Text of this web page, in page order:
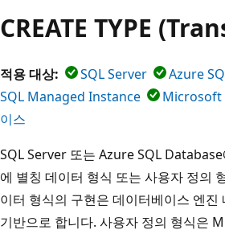
CREATE TYPE
적용 대상: SQL Server Azure
SQL Managed Instance
Microsoft
이스
SQL Server 또는 Azure SQL
에 별칭 데이터 형식 또는 사용자 정의
이터 형식의 구현은 데이터베이스 엔진
기반으로 합니다. 사용자 정의 형식은